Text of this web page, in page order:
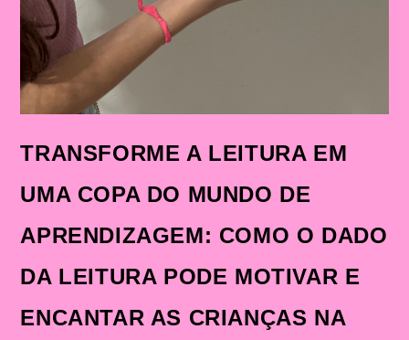
TRANSFORME A LEITURA EM
UMA COPA DO MUNDO DE
APRENDIZAGEM: COMO O DADO
DA LEITURA PODE MOTIVAR E
ENCANTAR AS CRIANÇAS NA